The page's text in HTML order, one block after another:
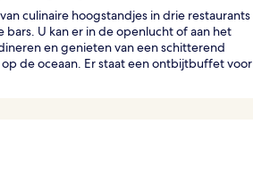
culinaire hoogstandjes in drie restaurants
bars. U kan er in de openlucht of aan het
en genieten van een schitterend
de oceaan. Er staat een ontbijtbuffet voor